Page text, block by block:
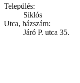
Település:
Siklós
Utca, házszám:
Járó P. utca 35.